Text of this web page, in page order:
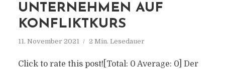
UNTERNEHMEN AUF
KONFLIKTKURS
11. November 2021 2 Min. Lesedauer
Click to rate this post![Total: 0 Average: 0] Der